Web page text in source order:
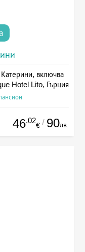
включва
Hotel Lito, Гърция
46.02
€ / 90лв.